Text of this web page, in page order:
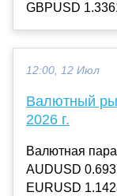
GBPUSD
12:00, 12 Июл
Валютный
2026 г.
Валютная
AUDUSD
EURUSD